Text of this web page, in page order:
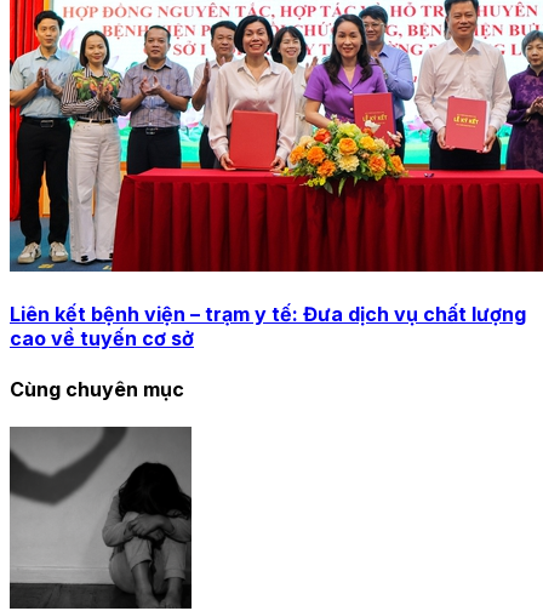
Liên kết bệnh viện – trạm y tế: Đưa dịch vụ chất lượng
cao về tuyến cơ sở
Cùng chuyên mục